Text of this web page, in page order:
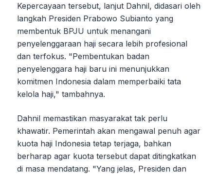
Kepercayaan tersebut, lanjut Dahnil, didasari oleh
langkah Presiden Prabowo Subianto yang
membentuk BPJU untuk menangani
penyelenggaraan haji secara lebih profesional
dan terfokus. "Pembentukan badan
penyelenggara haji baru ini menunjukkan
komitmen Indonesia dalam memperbaiki tata
kelola haji," tambahnya.
Dahnil memastikan masyarakat tak perlu
khawatir. Pemerintah akan mengawal penuh agar
kuota haji Indonesia tetap terjaga, bahkan
berharap agar kuota tersebut dapat ditingkatkan
di masa mendatang. "Yang jelas, Presiden dan